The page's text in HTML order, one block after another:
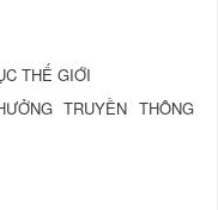
THẾ GIỚI
TRUYỀN THÔNG